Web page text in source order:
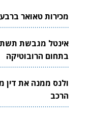
מכירות טאואר
אינטל מגבשת
בתחום הרובוטיקה
ולנס ממנה את דין
הרכב